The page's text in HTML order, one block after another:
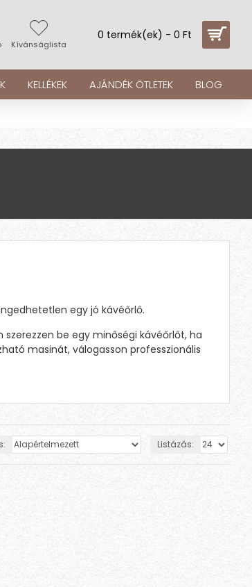
Kívánságlista
0 termék(ek) - 0 Ft
KELLÉKEK AJÁNDÉK ÖTLETEK BLOG
egy jó kávéőrlő.
be egy minőségi kávéőrlőt, ha
masinát, válogasson professzionális
Listázás: